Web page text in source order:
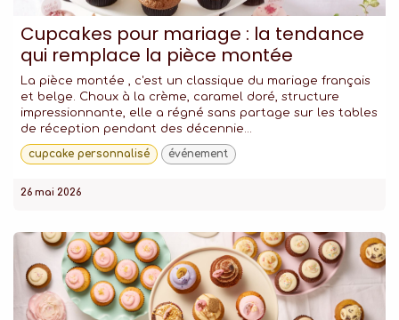
Cupcakes pour mariage : la tendance
qui remplace la pièce montée
La pièce montée , c'est un classique du mariage français
et belge. Choux à la crème, caramel doré, structure
impressionnante, elle a régné sans partage sur les tables
de réception pendant des décennie...
cupcake personnalisé événement
26 mai 2026